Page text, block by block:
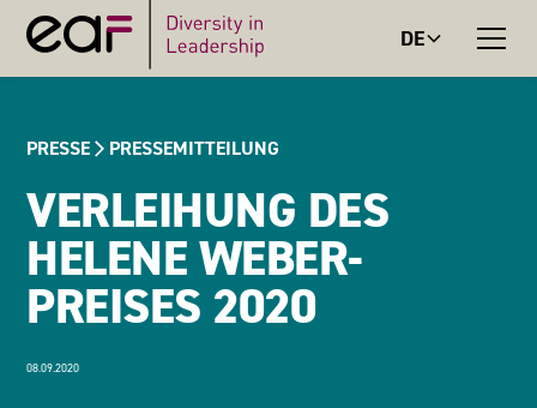
DE
PRESSE PRESSEMITTEILUNG
VERLEIHUNG DES
HELENE WEBER-
PREISES 2020
08.09.2020